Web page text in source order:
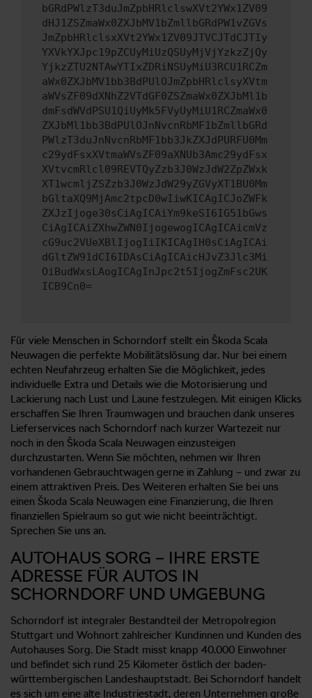
bGRdPWlzT3duJmZpbHRlclswXVt2YWx1ZV09
dHJ1ZSZmaWx0ZXJbMV1bZmllbGRdPW1vZGVs
JmZpbHRlclsxXVt2YWx1ZV09JTVCJTdCJTIy
YXVkYXJpc19pZCUyMiUzQSUyMjVjYzkzZjQy
YjkzZTU2NTAwYTIxZDRiNSUyMiU3RCU1RCZm
aWx0ZXJbMV1bb3BdPUlOJmZpbHRlclsyXVtm
aWVsZF09dXNhZ2VTdGF0ZSZmaWx0ZXJbMl1b
dmFsdWVdPSU1QiUyMk5FVyUyMiU1RCZmaWx0
ZXJbMl1bb3BdPUlOJnNvcnRbMF1bZmllbGRd
PWlzT3duJnNvcnRbMF1bb3JkZXJdPURFU0Mm
c29ydFsxXVtmaWVsZF09aXNUb3Amc29ydFsx
XVtvcmRlcl09REVTQyZzb3J0WzJdW2ZpZWxk
XT1wcmljZSZzb3J0WzJdW29yZGVyXT1BU0Mm
bGltaXQ9MjAmc2tpcD0wIiwKICAgICJoZWFk
ZXJzIjoge30sCiAgICAiYm9keSI6IG51bGws
CiAgICAiZXhwZWN0IjogewogICAgICAicmVz
cG9uc2VUeXBlIjogIiIKICAgIH0sCiAgICAi
dGltZW91dCI6IDAsCiAgICAicHJvZ3Jlc3Mi
OiBudWxsLAogICAgInJpc2t5IjogZmFsc2UK
ICB9Cn0=
Für viele Menschen in Schorndorf stellt ein Škoda Scala
Neuwagen die perfekte Mobilitätslösung dar. Nur bei einem
echten Neufahrzeug erhalten Sie die Möglichkeit, jedes
individuelle Extra und Details wie die Motorisierung und
Lackierung nach Lust und Laune festzulegen. Mit einigen Klicks
erschaffen Sie Ihren Traumwagen und brauchen dank unseres
Lieferservices nach Schorndorf nach kurzer Wartezeit nur
noch in den Škoda Scala Neuwagen einzusteigen
durchzustarten. Wenn Sie möchten, nehmen wir Ihren
vorhandenen Gebrauchtwagen gerne in Zahlung – und zwar zu
einem attraktiven Preis. Des Weiteren erhalten Sie bei uns
einen Škoda Scala Neuwagen eine Finanzierung, die Ihren
finanziellen Spielraum so gut wie nicht beeinträchtigt.
Sprechen Sie uns an.
AUTOHAUS SORG – IHRE ERSTE
ADRESSE FÜR AUTOS IN
SCHORNDORF UND UMGEBUNG
Schorndorf ist integraler Bestandteil der Metropolregion
Stuttgart und Wohnort zahlreicher Kundinnen und Kunden des
Autohauses Sorg. Die Stadt misst knapp 40.000 Einwohner
und befindet sich rund 25 Kilometer östlich der baden-
württembergischen Landeshauptstadt. Bei Schorndorf handelt
es sich um eine alte Industriestadt, deren Unternehmen große